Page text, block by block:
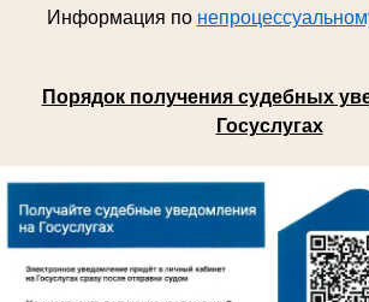
Информация по
Порядок получения судебных
Госуслугах